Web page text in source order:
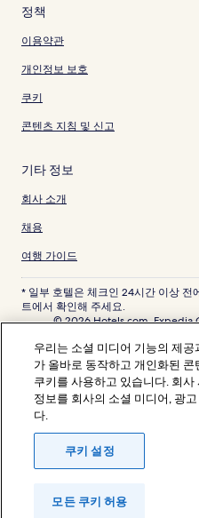
정책
이용약관
개인정보 보호
쿠키
콘텐츠 지침 및 신고
기타 정보
회사 소개
채용
여행 가이드
* 일부 호텔은 체크인 24시간 이상 전
트에서 확인해 주세요.
© 2026 Hotels.com, Expedia
LP의 상표 또는 등록 상표입니다. 기
분쟁 해결: 전화: 82-3480-0145,
트래블파트너익스체인지코리아 주
익스피디아트래블코리아 주식회사,
업자등록번호: 724-86-00245.
관광사업자등록번호: 제2016-
로-1091, 대표이사: 정경륜
우리는 소셜 미디어 기능의 제
가 올바로 동작하고 개인화된
쿠키를 사용하고 있습니다. 회
정보를 회사의 소셜 미디어, 광
다.
쿠키 설정
모든 쿠키 허용